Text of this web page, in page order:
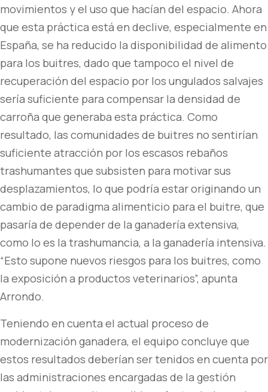
movimientos y el uso que hacían del espacio. Ahora
que esta práctica está en declive, especialmente en
España, se ha reducido la disponibilidad de alimento
para los buitres, dado que tampoco el nivel de
recuperación del espacio por los ungulados salvajes
sería suficiente para compensar la densidad de
carroña que generaba esta práctica. Como
resultado, las comunidades de buitres no sentirían
suficiente atracción por los escasos rebaños
trashumantes que subsisten para motivar sus
desplazamientos, lo que podría estar originando un
cambio de paradigma alimenticio para el buitre, que
pasaría de depender de la ganadería extensiva,
como lo es la trashumancia, a la ganadería intensiva.
“Esto supone nuevos riesgos para los buitres, como
la exposición a productos veterinarios”, apunta
Arrondo.
Teniendo en cuenta el actual proceso de
modernización ganadera, el equipo concluye que
estos resultados deberían ser tenidos en cuenta por
las administraciones encargadas de la gestión